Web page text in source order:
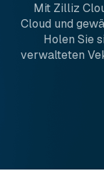
Mit Zilliz
Cloud und
Holen Sie
verwalteten